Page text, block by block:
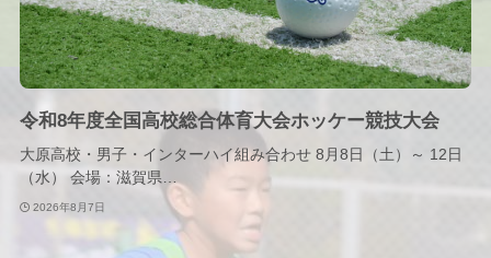
令和8年度全国高校総合体育大会ホッケー競技大会
大原高校・男子・インターハイ組み合わせ 8月8日（土）～ 12日
（水） 会場：滋賀県…
2026年8月7日